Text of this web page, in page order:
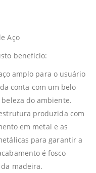
Aço
beneficio:
amplo para o usuário
conta com um belo
do ambiente.
produzida com
em metal e as
para garantir a
é fosco
madeira.